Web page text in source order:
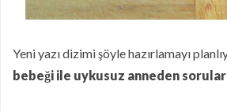
Yeni yazı dizimi şöyle hazırlamayı
bebeği ile uykusuz anneden